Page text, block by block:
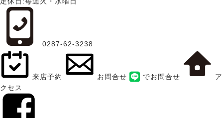
0287-62-3238
来店予約 お問合せ でお問合せ
ア
クセス